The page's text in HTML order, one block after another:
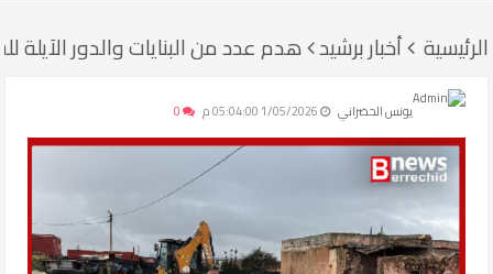
الرئيسية أخبار برشيد هدم عدد من البنايات والدور الآيلة
يونس الحضراني